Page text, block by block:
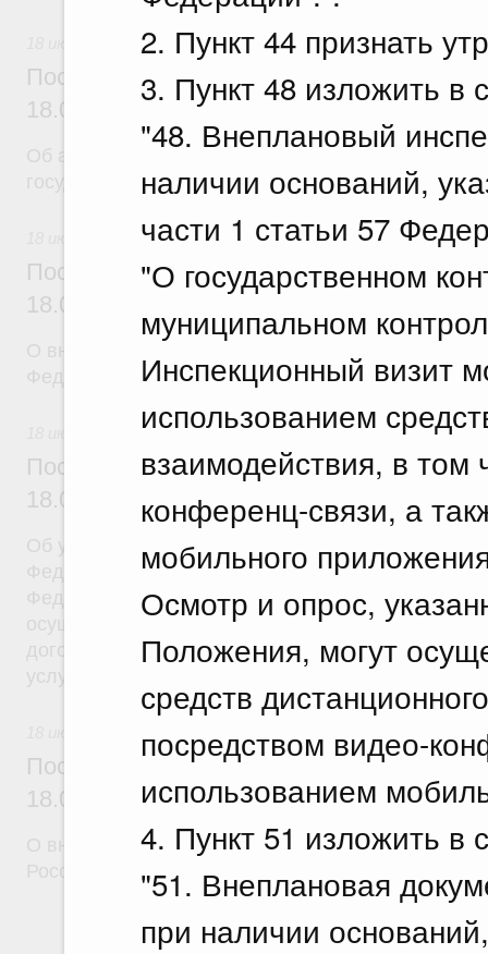
2. Пункт 44 признать
3. Пункт 48 изложить
"48. Внеплановый
наличии оснований,
части 1 статьи 57
"О государственном
муниципальном
Инспекционный визит
использованием
взаимодействия, в том
конференц-связи, а
мобильного
Осмотр и опрос,
Положения, могут
средств
посредством видео-
использованием
4. Пункт 51 изложить
"51. Внеплановая
при наличии
Постановление Правительства
18.07.2026 г. № 904
государственных контрактов
Постановление Правительства
18.07.2026 г. № 909
Федерации от 17 февраля 2024 г. № 179
Постановление Правительства
18.07.2026 г. № 908
Об утверждении Правил уведомления частным
Федеральной службы войск национальной
Федерации (территориального органа),
осуществление частной детективной
договора на оказание сыскных услуг и об
Постановление Правительства
18.07.2026 г. № 910
О внесении изменений в некоторые акты
Российской Федерации